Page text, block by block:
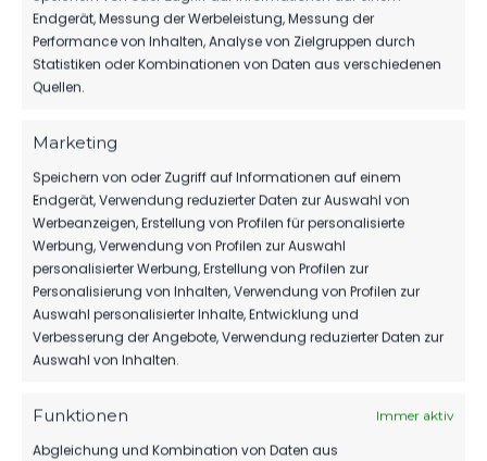
Endgerät, Messung der Werbeleistung, Messung der
Performance von Inhalten, Analyse von Zielgruppen durch
Statistiken oder Kombinationen von Daten aus verschiedenen
Quellen.
Marketing
Speichern von oder Zugriff auf Informationen auf einem
Endgerät, Verwendung reduzierter Daten zur Auswahl von
Werbeanzeigen, Erstellung von Profilen für personalisierte
Werbung, Verwendung von Profilen zur Auswahl
personalisierter Werbung, Erstellung von Profilen zur
Personalisierung von Inhalten, Verwendung von Profilen zur
Auswahl personalisierter Inhalte, Entwicklung und
Verbesserung der Angebote, Verwendung reduzierter Daten zur
Auswahl von Inhalten.
Funktionen Immer aktiv
Abgleichung und Kombination von Daten aus
MIT JANEK REETZ
DAS KÖNNTE DICH
AUCH INTERESSIEREN.
1.MÄNNER
TIM MEYER WECHSELT ZU GERMANIA
HALBERSTADT